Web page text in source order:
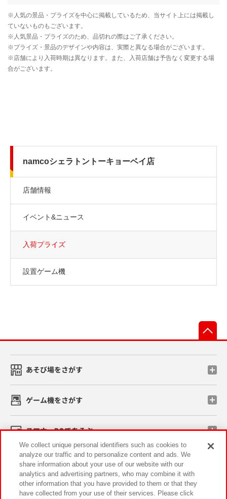
namcoシェラトントーキョーベイ店
店舗情報
イベント&ニュース
入荷プライズ
設置ゲーム機
あそび場をさがす
ゲーム機をさがす
スマホ・PCであそぶ
イベント・キャンペーン
We collect unique personal identifiers such as cookies to
analyze our traffic and to personalize content and ads. We
share information about your use of our website with our
analytics and advertising partners, who may combine it with
other information that you have provided to them or that they
have collected from your use of their services. Please click